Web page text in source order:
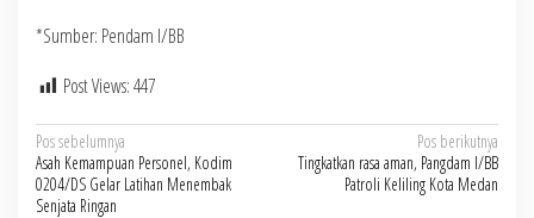
*Sumber: Pendam I/BB
Post Views:447
Navigasi
pos
Pos sebelumnya
Asah Kemampuan Personel, Kodim
0204/DS Gelar Latihan Menembak
Senjata Ringan
Pos berikutnya
Tingkatkan rasa aman, Pangdam I/BB
Patroli Keliling Kota Medan